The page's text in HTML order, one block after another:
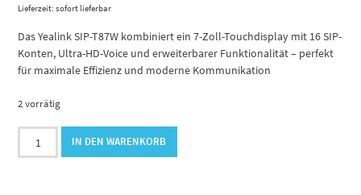
Lieferzeit: sofort lieferbar
Das Yealink SIP-T87W kombiniert ein 7-Zoll-Touchdisplay mit 16 SIP-
Konten, Ultra-HD-Voice und erweiterbarer Funktionalität – perfekt
für maximale Effizienz und moderne Kommunikation
2 vorrätig
Yealink
IN DEN WARENKORB